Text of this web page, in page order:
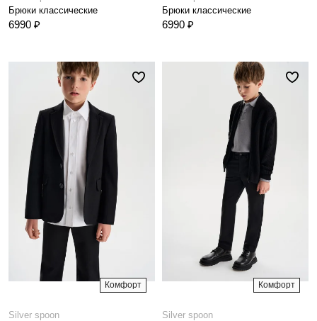
Брюки классические
6990 ₽
Брюки классические
6990 ₽
Комфорт
Silver spoon
Комфорт
Silver spoon